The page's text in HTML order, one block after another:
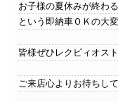
お子様の夏休みが終わ
という即納車ＯＫの大
皆様ぜひレクビィオス
ご来店心よりお待ちして